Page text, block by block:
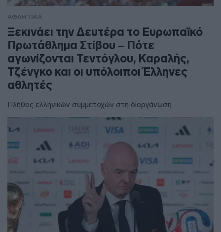
ΑΘΛΗΤΙΚΑ
Ξεκινάει την Δευτέρα το Ευρωπαϊκό
Πρωτάθλημα Στίβου – Πότε
αγωνίζονται Τεντόγλου, Καραλής,
Τζένγκο και οι υπόλοιποι Έλληνες
αθλητές
Πλήθος ελληνικών συμμετοχών στη διοργάνωση